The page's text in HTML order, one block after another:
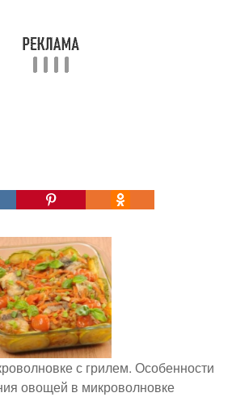
с грилем. Особенности
овощей в микроволновке